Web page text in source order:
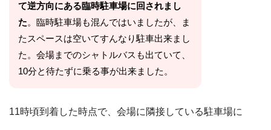
て逆方向にある臨時駐車場に回されまし
た。臨時駐車場も混んではいましたが、ま
たスペースは空いてすんなり駐車出来まし
た。会場までのシャトルバスも出ていて、
10分と待たずに乗る事が出来ました。
11時頃到着した時点で、会場に隣接している駐車場に